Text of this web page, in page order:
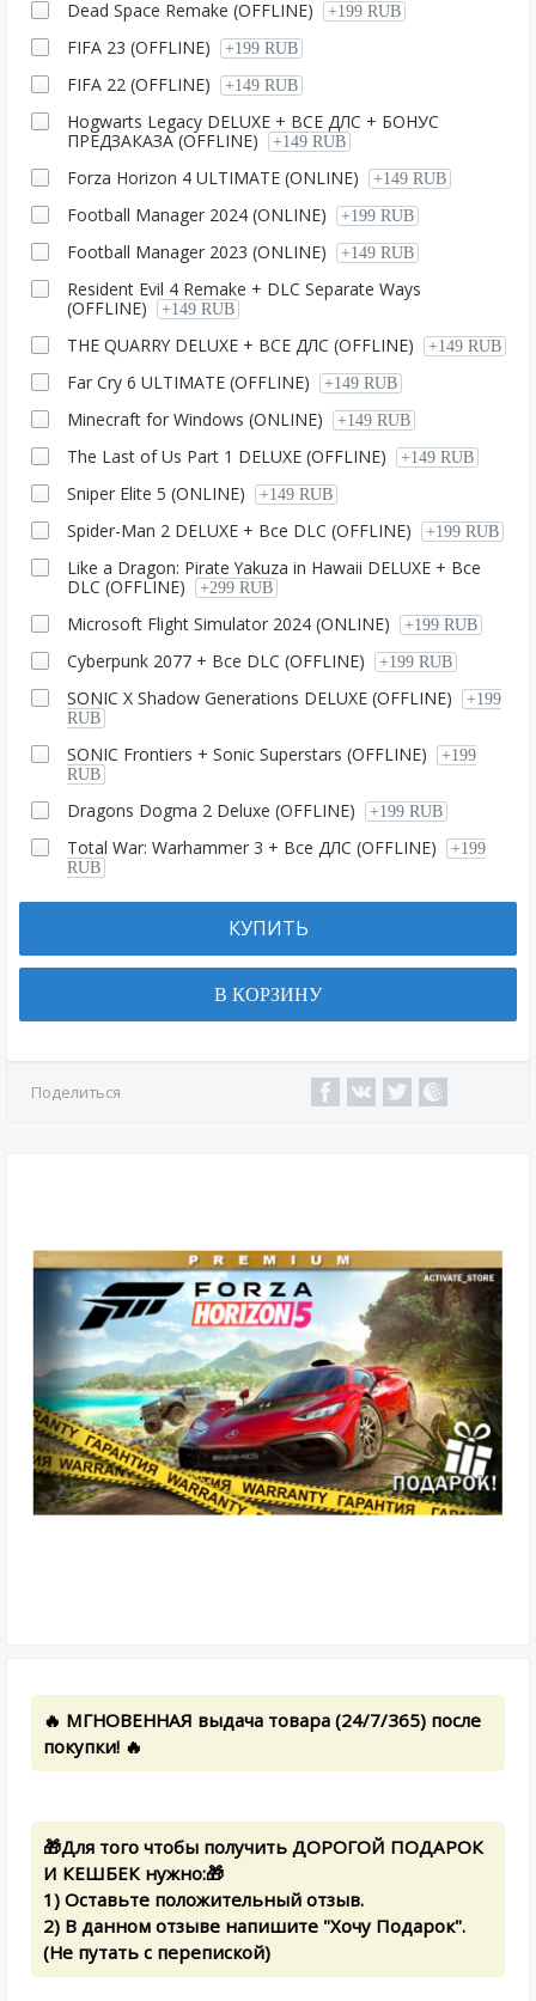
Dead Space Remake (OFFLINE) +199 RUB
FIFA 23 (OFFLINE) +199 RUB
FIFA 22 (OFFLINE) +149 RUB
Hogwarts Legacy DELUXE + ВСЕ ДЛС + БОНУС
ПРЕДЗАКАЗА (OFFLINE)
+149 RUB
Forza Horizon 4 ULTIMATE (ONLINE) +149 RUB
Football Manager 2024 (ONLINE) +199 RUB
Football Manager 2023 (ONLINE) +149 RUB
Resident Evil 4 Remake + DLC Separate Ways
(OFFLINE)
+149 RUB
THE QUARRY DELUXE + ВСЕ ДЛС (OFFLINE) +149 RUB
Far Cry 6 ULTIMATE (OFFLINE) +149 RUB
Minecraft for Windows (ONLINE) +149 RUB
The Last of Us Part 1 DELUXE (OFFLINE) +149 RUB
Sniper Elite 5 (ONLINE) +149 RUB
Spider-Man 2 DELUXE + Все DLC (OFFLINE) +199 RUB
Like a Dragon: Pirate Yakuza in Hawaii DELUXE + Все
DLC (OFFLINE)
+299 RUB
Microsoft Flight Simulator 2024 (ONLINE) +199 RUB
Cyberpunk 2077 + Все DLC (OFFLINE) +199 RUB
SONIC X Shadow Generations DELUXE (OFFLINE)
+199
RUB
SONIC Frontiers + Sonic Superstars (OFFLINE)
+199
RUB
Dragons Dogma 2 Deluxe (OFFLINE) +199 RUB
Total War: Warhammer 3 + Все ДЛС (OFFLINE)
+199
RUB
КУПИТЬ
В КОРЗИНУ
Поделиться
🔥 МГНОВЕННАЯ выдача товара (24/7/365) после
покупки! 🔥
🎁Для того чтобы получить ДОРОГОЙ ПОДАРОК
И КЕШБЕК нужно:🎁
1) Оставьте положительный отзыв.
2) В данном отзыве напишите "Хочу Подарок".
(Не путать с перепиской)